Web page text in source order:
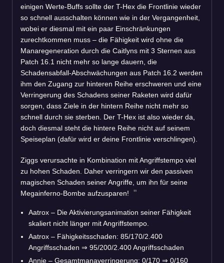
einigen Werte-Buffs sollte der T-Hex die Frontlinie wieder
so schnell ausschalten können wie in der Vergangenheit,
wobei er diesmal mit ein paar Einschränkungen
zurechtkommen muss – die Fähigkeit wird ohne die
Manaregeneration durch die Caitlyns mit 3 Sternen aus
Patch 16.1 nicht mehr so lange dauern, die
Schadensabfall-Abschwächungen aus Patch 16.2 werden
ihm den Zugang zur hinteren Reihe erschweren und eine
Verringerung des Schadens seiner Raketen wird dafür
sorgen, dass Ziele in der hintern Reihe nicht mehr so
schnell durch sie sterben. Der T-Hex ist also wieder da,
doch diesmal steht die hintere Reihe nicht auf seinem
Speiseplan (dafür wird er deine Frontlinie verschlingen).
Ziggs verursachte in Kombination mit Angriffstempo viel
zu hohen Schaden. Daher verringern wir den passiven
magischen Schaden seiner Angriffe, um ihn für seine
Megainferno-Bombe aufzusparen!
Aatrox – Die Aktivierungsanimation seiner Fähigkeit
skaliert nicht länger mit Angriffstempo.
Aatrox – Fähigkeitsschaden: 85/170/2.400
Angriffsschaden ⇒ 95/200/2.400 Angriffsschaden
Annie – Gesamtmanaverringerung: 0/170 ⇒ 0/160